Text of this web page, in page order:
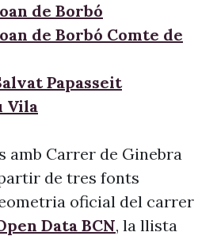
de Borbó
de Borbó Comte de
Papasseit
Vila
amb Carrer de Ginebra
de tres fonts
oficial del carrer
Data BCN, la llista